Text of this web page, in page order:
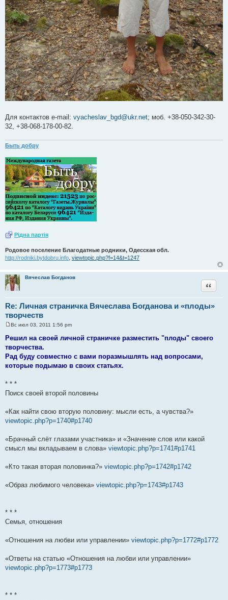
Для контактов e-mail: vyacheslav_bgd@ukr.net; моб. +38-050-342-30-
32, +38-068-178-00-82.
Быть добру
Рiдна партiя
Родовое поселение Благодатные родники, Одесская обл.
http://rodniki.bytdobru.info viewtopic.php?f=14&t=1247
Вячеслав Богданов
Re: Личная страничка Вячеслава Богданова и «плоды»
творчеств
Цитата
о
б
е
н
Вс июл 03, 2011 1:56 pm
Решил на своей личной страничке разместить "плоды" своего
творчества.
Рад буду совместно с вами поразмышлять над вопросами,
которые подымаю в своих статьях.
* * *
Поиск своей второй половины
«Как найти свою вторую половину: мысли есть, а чувства?»
viewtopic.php?p=1740#p1740
«Брачный слёт глазами участника» и «Значение слов или какой
смысл мы вкладываем в слова» viewtopic.php?p=1741#p1741
«Кто такая вторая половинка?» viewtopic.php?p=1742#p1742
«Образ любимого человека» viewtopic.php?p=1743#p1743
* * *
Семья, отношения
«Отношения на любви или управлении» viewtopic.php?p=1772#p1772
«Ответы на статью «Отношения на любви или управлении»
viewtopic.php?p=1773#p1773
* * *